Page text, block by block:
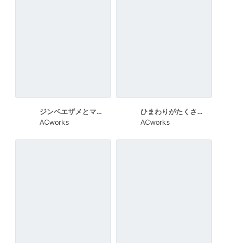
ジンベエザメとマンタが描かれたかわいい残暑見舞い向けカード
ACworks
ひまわりがたくさん描かれた残暑見舞い向けカード
ACworks